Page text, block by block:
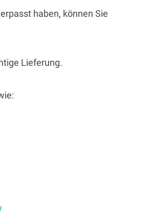
haben, können Sie
Lieferung.